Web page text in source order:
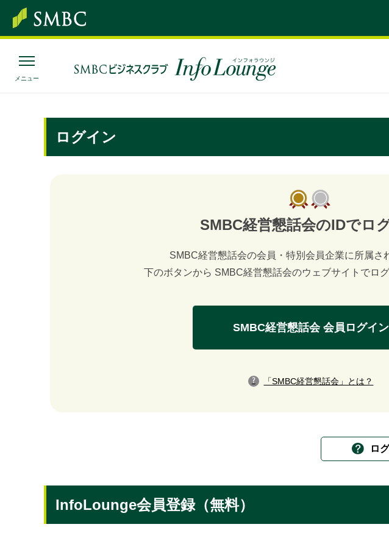
メニュー
ログイン
SMBC経営懇話会のIDでロ
SMBC経営懇話会の会員・特別会員企業に所属さ
下のボタンから SMBC経営懇話会のウェブサイトでロ
SMBC経営懇話会会員ログイン
? 「SMBC経営懇話会」とは？
ロ
InfoLounge会員登録（無料）